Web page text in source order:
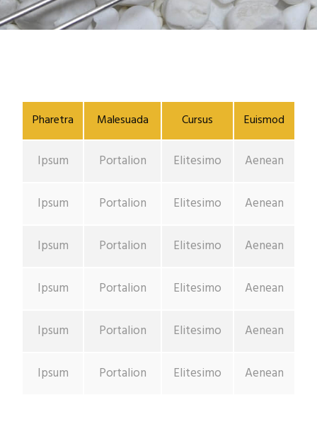
Pharetra Malesuada Cursus Euismod
Ipsum Portalion Elitesimo Aenean
Ipsum Portalion Elitesimo Aenean
Ipsum Portalion Elitesimo Aenean
Ipsum Portalion Elitesimo Aenean
Ipsum Portalion Elitesimo Aenean
Ipsum Portalion Elitesimo Aenean